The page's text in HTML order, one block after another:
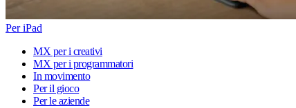
Per iPad
MX per i creativi
MX per i programmatori
In movimento
Per il gioco
Per le aziende